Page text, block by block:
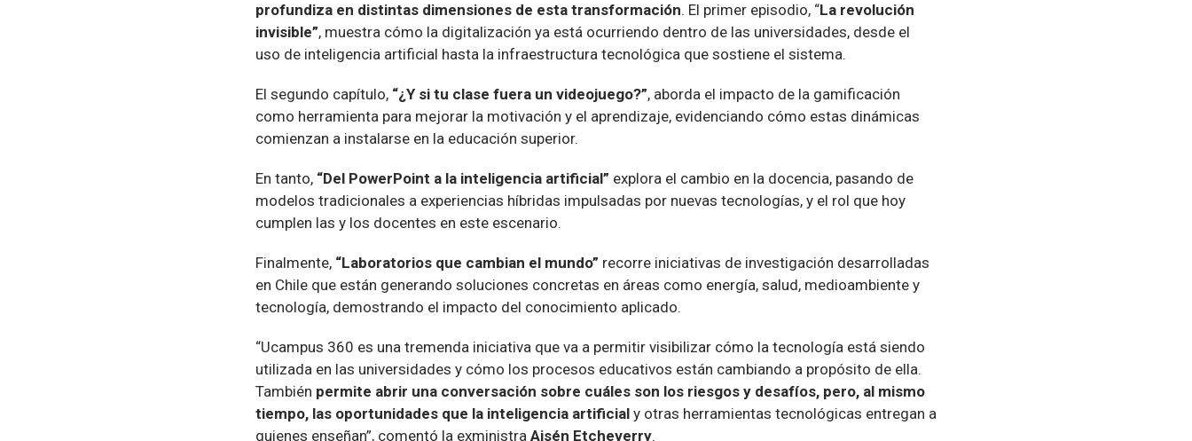
profundiza en distintas dimensiones de esta transformación. El primer episodio, “La revolución
invisible”, muestra cómo la digitalización ya está ocurriendo dentro de las universidades, desde el
uso de inteligencia artificial hasta la infraestructura tecnológica que sostiene el sistema.
El segundo capítulo, “¿Y si tu clase fuera un videojuego?”, aborda el impacto de la gamificación
como herramienta para mejorar la motivación y el aprendizaje, evidenciando cómo estas dinámicas
comienzan a instalarse en la educación superior.
En tanto, “Del PowerPoint a la inteligencia artificial” explora el cambio en la docencia, pasando de
modelos tradicionales a experiencias híbridas impulsadas por nuevas tecnologías, y el rol que hoy
cumplen las y los docentes en este escenario.
Finalmente, “Laboratorios que cambian el mundo” recorre iniciativas de investigación desarrolladas
en Chile que están generando soluciones concretas en áreas como energía, salud, medioambiente y
tecnología, demostrando el impacto del conocimiento aplicado.
“Ucampus 360 es una tremenda iniciativa que va a permitir visibilizar cómo la tecnología está siendo
utilizada en las universidades y cómo los procesos educativos están cambiando a propósito de ella.
También permite abrir una conversación sobre cuáles son los riesgos y desafíos, pero, al mismo
tiempo, las oportunidades que la inteligencia artificial y otras herramientas tecnológicas entregan a
quienes enseñan”, comentó la exministra Aisén Etcheverry.